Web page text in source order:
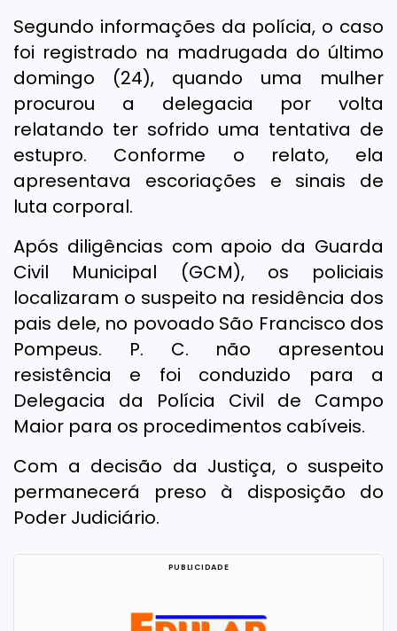
Segundo informações da polícia, o caso
foi registrado na madrugada do último
domingo (24), quando uma mulher
procurou a delegacia por volta
relatando ter sofrido uma tentativa de
estupro. Conforme o relato, ela
apresentava escoriações e sinais de
luta corporal.
Após diligências com apoio da Guarda
Civil Municipal (GCM), os policiais
localizaram o suspeito na residência dos
pais dele, no povoado São Francisco dos
Pompeus. P. C. não apresentou
resistência e foi conduzido para a
Delegacia da Polícia Civil de Campo
Maior para os procedimentos cabíveis.
Com a decisão da Justiça, o suspeito
permanecerá preso à disposição do
Poder Judiciário.